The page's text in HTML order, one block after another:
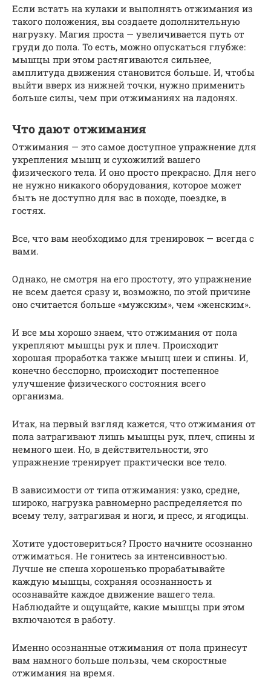
Если встать на кулаки и выполнять отжимания из
такого положения, вы создаете дополнительную
нагрузку. Магия проста — увеличивается путь от
груди до пола. То есть, можно опускаться глубже:
мышцы при этом растягиваются сильнее,
амплитуда движения становится больше. И, чтобы
выйти вверх из нижней точки, нужно применить
больше силы, чем при отжиманиях на ладонях.
Что дают отжимания
Отжимания — это самое доступное упражнение для
укрепления мышц и сухожилий вашего
физического тела. И оно просто прекрасно. Для него
не нужно никакого оборудования, которое может
быть не доступно для вас в походе, поездке, в
гостях.
Все, что вам необходимо для тренировок — всегда с
вами.
Однако, не смотря на его простоту, это упражнение
не всем дается сразу и, возможно, по этой причине
оно считается больше «мужским», чем «женским».
И все мы хорошо знаем, что отжимания от пола
укрепляют мышцы рук и плеч. Происходит
хорошая проработка также мышц шеи и спины. И,
конечно бесспорно, происходит постепенное
улучшение физического состояния всего
организма.
Итак, на первый взгляд кажется, что отжимания от
пола затрагивают лишь мышцы рук, плеч, спины и
немного шеи. Но, в действительности, это
упражнение тренирует практически все тело.
В зависимости от типа отжимания: узко, средне,
широко, нагрузка равномерно распределяется по
всему телу, затрагивая и ноги, и пресс, и ягодицы.
Хотите удостовериться? Просто начните осознанно
отжиматься. Не гонитесь за интенсивностью.
Лучше не спеша хорошенько прорабатывайте
каждую мышцы, сохраняя осознанность и
осознавайте каждое движение вашего тела.
Наблюдайте и ощущайте, какие мышцы при этом
включаются в работу.
Именно осознанные отжимания от пола принесут
вам намного больше пользы, чем скоростные
отжимания на время.